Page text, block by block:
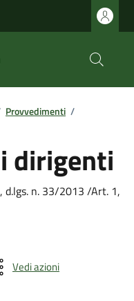
Provvedimenti /
dirigenti
d.lgs. n. 33/2013 /Art. 1,
Vedi azioni